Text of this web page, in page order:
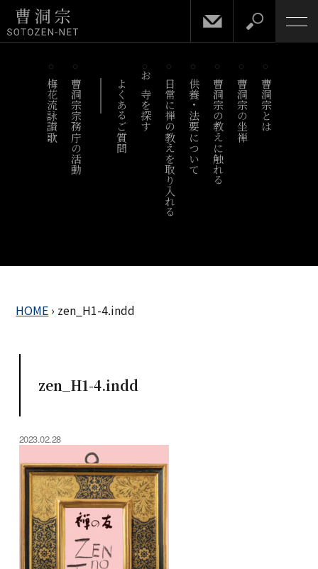
梅花流詠讃歌 曹洞宗宗務庁の活動 よくあるご質問 お寺を探す 日常に禅の教えを取り入れる供養・法要について曹洞宗の教えに触れる 曹洞宗の坐禅 曹洞宗とは
HOME › zen_H1-4.indd
zen_H1-4.indd
2023.02.28